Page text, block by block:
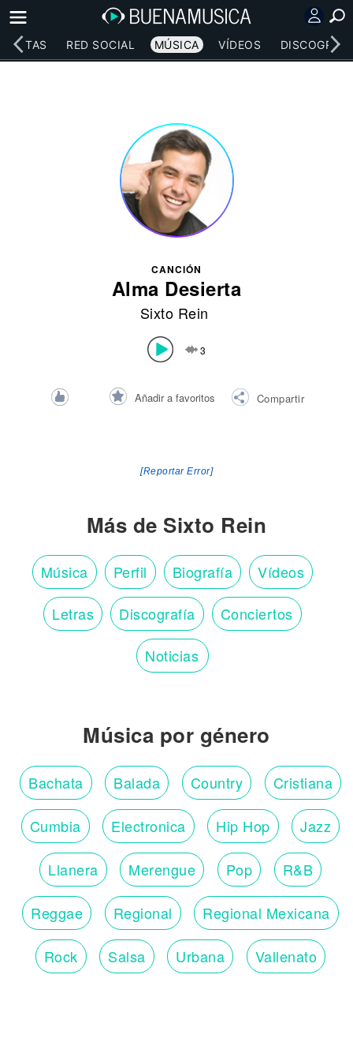
RED SOCIAL MÚSICA VÍDEOS
CANCIÓN
Alma Desierta
Sixto Rein
3
Añadir a favoritos Compartir
[Reportar Error]
Más de Sixto Rein
Música Perfil Biografía Vídeos
Letras Discografía Conciertos
Noticias
Música por género
Bachata Balada Country Cristiana
Cumbia Electronica Hip Hop Jazz
Llanera Merengue Pop R&B
Reggae Regional Regional Mexicana
Rock Salsa Urbana Vallenato